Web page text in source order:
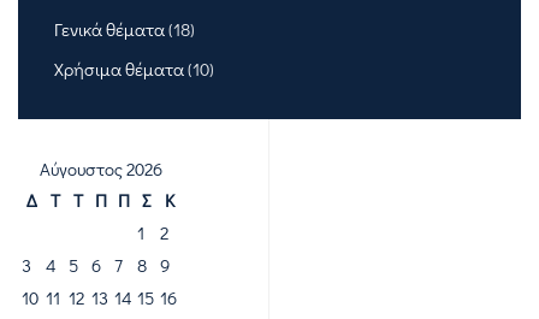
Γενικά θέματα(18)
Χρήσιμα θέματα(10)
Αύγουστος 2026
Δ Τ Τ Π Π Σ
Κ
1
2
3
4 5 6 7 8 9
10 11 12 13 14 15 16